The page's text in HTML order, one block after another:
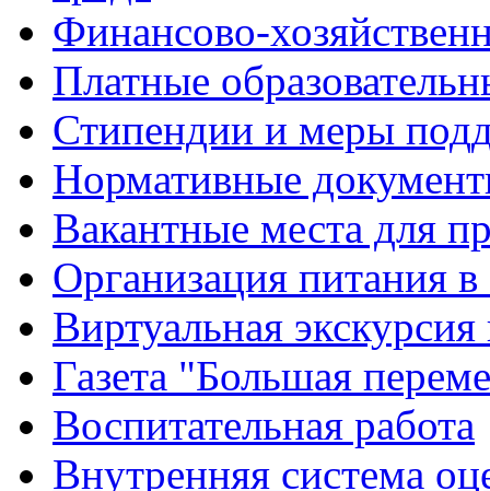
Финансово-
Платные
Стипендии и меры
Нормативные
Вакантные места для
Организация питания в
Виртуальная
Газета "Большая
Воспитательная работа
Внутренняя система